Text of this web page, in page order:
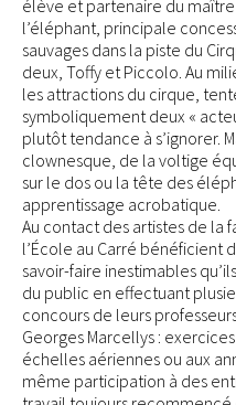
élève et partenaire du maître
l’éléphant, principale
sauvages dans la piste du
deux, Toffy et Piccolo. Au
les attractions du cirque,
symboliquement deux «
plutôt tendance à s’ignorer.
clownesque, de la voltige
sur le dos ou la tête des
apprentissage acrobatique.
Au contact des artistes de la
l’École au Carré bénéficient
savoir-faire inestimables
du public en effectuant
concours de leurs
Georges Marcellys :
échelles aériennes ou aux
même participation à des